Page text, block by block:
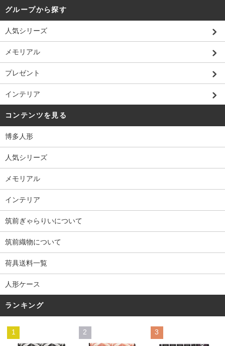
グループから探す
人気シリーズ
メモリアル
プレゼント
インテリア
コンテンツを見る
博多人形
人気シリーズ
メモリアル
インテリア
筑前ぎゃらりいについて
筑前織物について
荷具送料一覧
人形ケース
ランキング
1 2 3